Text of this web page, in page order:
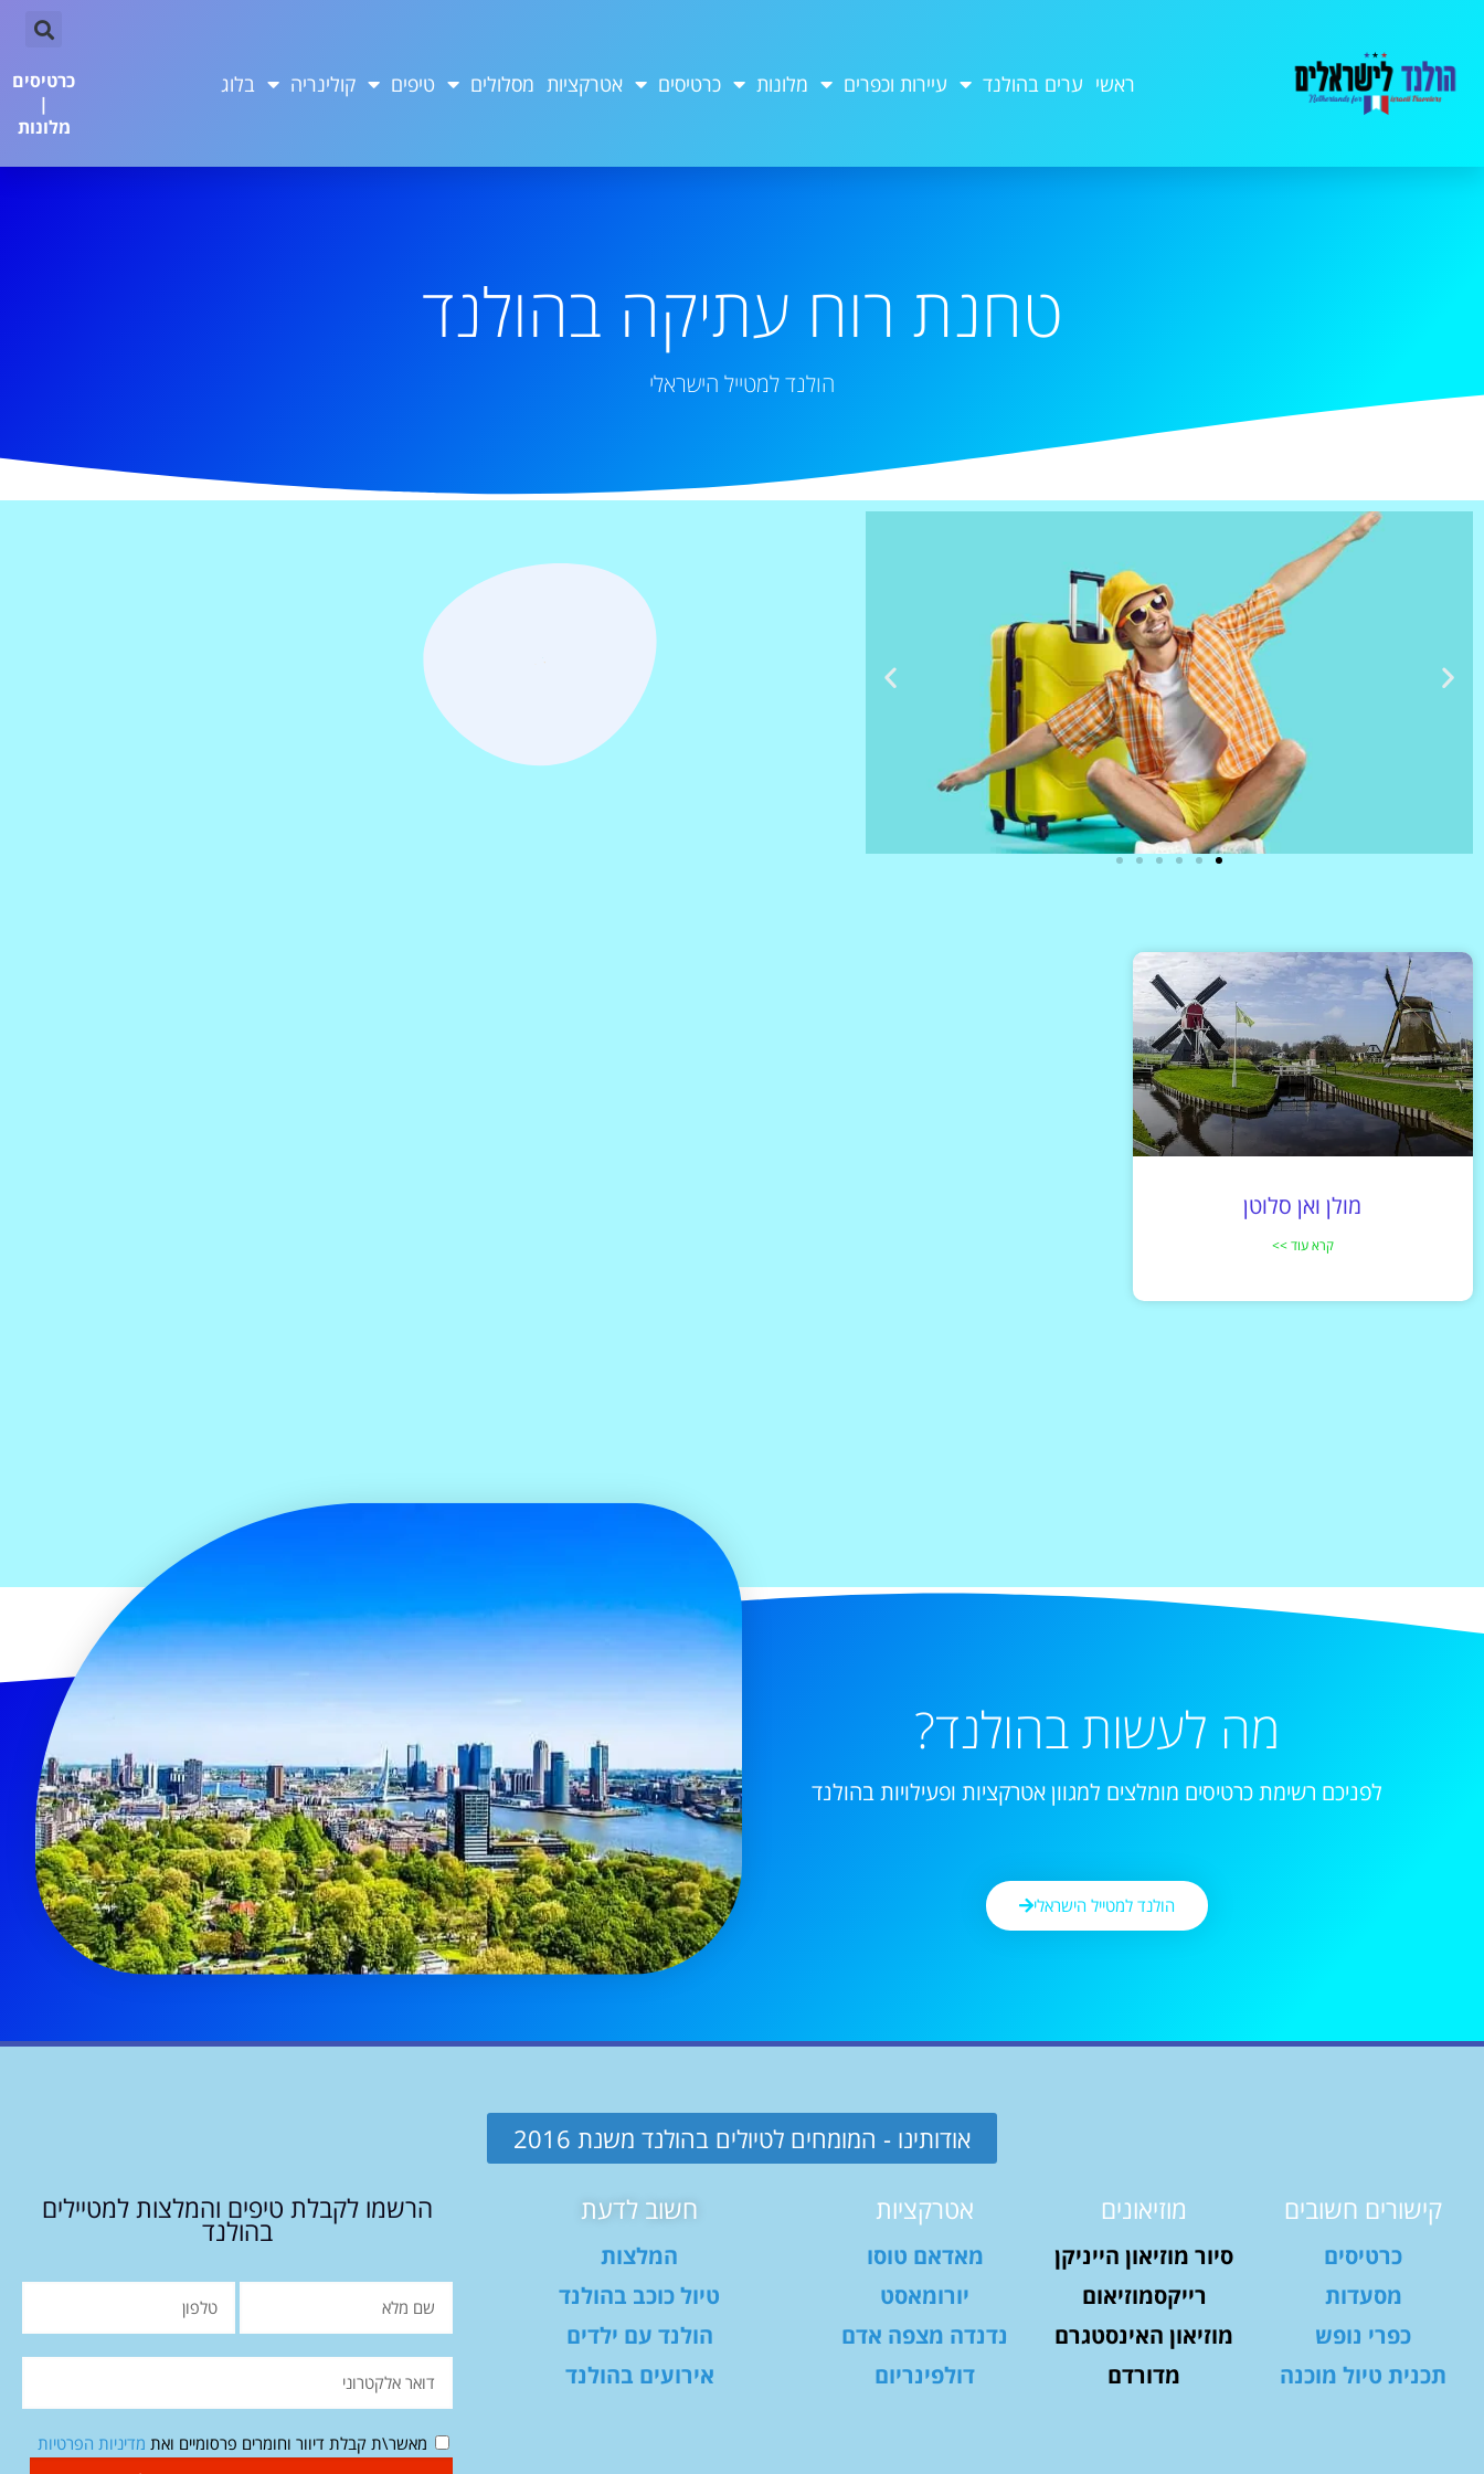
ראשי ערים בהולנד עיירות וכפרים מלונות כרטיסים אטרקציות מסלולים טיפים קולינריה בלוג
כרטיסים
|
מלונות
טחנת רוח עתיקה בהולנד
הולנד למטייל הישראלי
מולן ואן סלוטן
קרא עוד >>
מה לעשות בהולנד?
לפניכם רשימת כרטיסים מומלצים למגוון אטרקציות ופעילויות בהולנד
הולנד למטייל הישראלי
אודותינו - המומחים לטיולים בהולנד משנת 2016
קישורים חשובים
כרטיסים
מסעדות
כפרי נופש
תכנית טיול מוכנה
מוזיאונים
סיור מוזיאון הייניקן
רייקסמוזיאום
מוזיאון האינסטגרם
מדורדם
אטרקציות
מאדאם טוסו
יורומאסט
נדנדה מצפה אדם
דולפינריום
חשוב לדעת
המלצות
טיול כוכב בהולנד
הולנד עם ילדים
אירועים בהולנד
הרשמו לקבלת טיפים והמלצות למטיילים
בהולנד
מאשר\ת קבלת דיוור וחומרים פרסומיים ואת מדיניות הפרטיות